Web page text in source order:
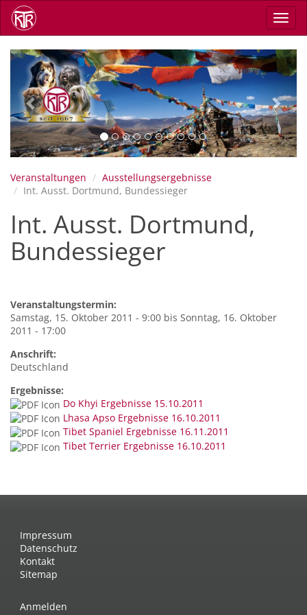
Direkt
zum
Inhalt
Previous Next
Veranstaltungen
Ausstellungsergebnisse
Int. Ausst. Dortmund, Bundessieger
Int. Ausst. Dortmund,
Bundessieger
Veranstaltungstermin:
Samstag, 15. Oktober 2011 - 9:00 bis Sonntag, 16. Oktober
2011 - 17:00
Anschrift:
Deutschland
Ergebnisse:
Do Khyi Ergebnisse 15.10.2011
Lhasa Apso Ergebnisse 16.10.2011
Tibet Spaniel Ergebnisse 16.11.2011
Tibet Terrier Ergebnisse 16.10.2011
Impressum
Datenschutz
Kontakt
Sitemap
Anmelden